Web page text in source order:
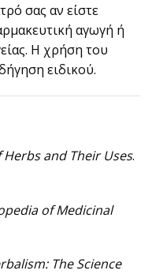
σας αν είστε
αγωγή ή
Η χρήση του
ειδικού.
and Their Uses.
of Medicinal
The Science